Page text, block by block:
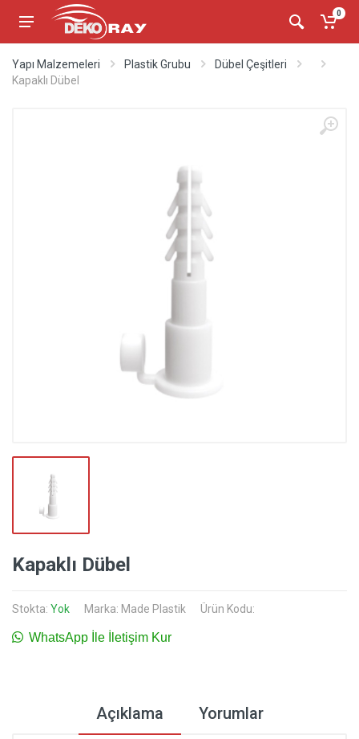
0
Yapı Malzemeleri Plastik Grubu
Dübel Çeşitleri
Kapaklı Dübel
Kapaklı Dübel
Stokta: Yok Marka: Made Plastik Ürün Kodu:
WhatsApp İle İletişim Kur
Açıklama Yorumlar